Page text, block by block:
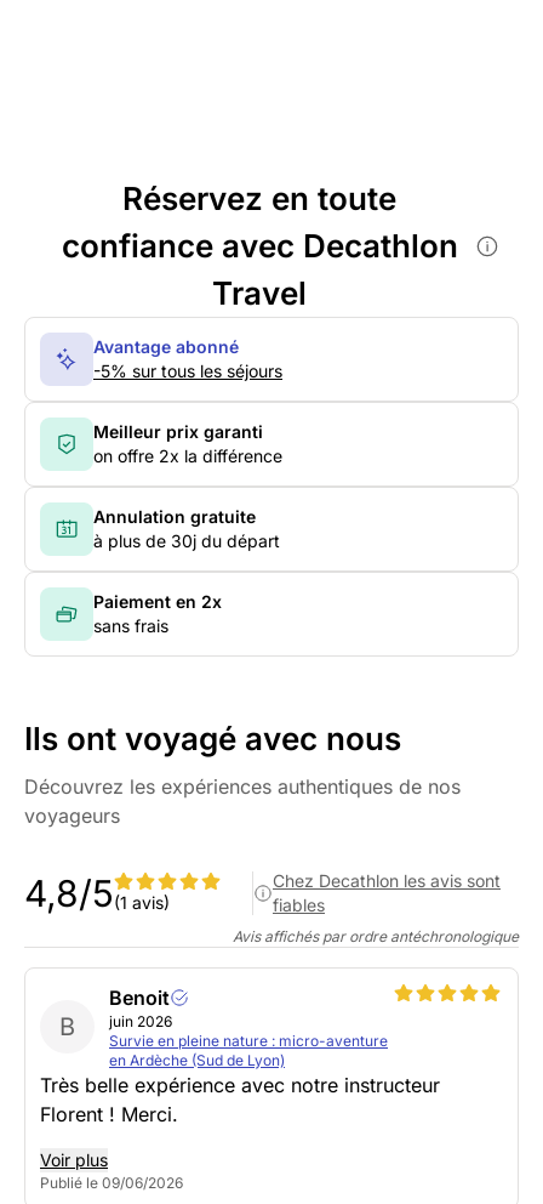
Réservez en toute
confiance avec Decathlon
Travel
Avantage abonné
-5% sur tous les séjours
Meilleur prix garanti
on offre 2x la différence
Annulation gratuite
à plus de 30j du départ
Paiement en 2x
sans frais
Ils ont voyagé avec nous
Découvrez les expériences authentiques de nos
voyageurs
4,8/5(1 avis)
Chez Decathlon les avis sont
fiables
Avis affichés par ordre antéchronologique
B
Benoit
juin 2026
Survie en pleine nature : micro-aventure
en Ardèche (Sud de Lyon)
Très belle expérience avec notre instructeur
Florent ! Merci.
Voir plus
Publié le 09/06/2026